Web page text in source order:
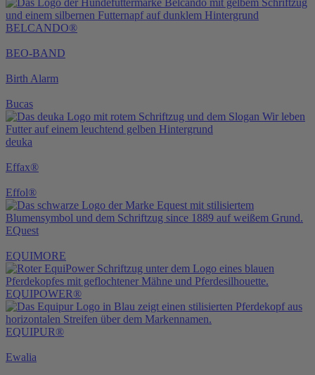
BELCANDO®
BEO-BAND
Birth Alarm
Bucas
deuka
Effax®
Effol®
EQuest
EQUIMORE
EQUIPOWER®
EQUIPUR®
Ewalia